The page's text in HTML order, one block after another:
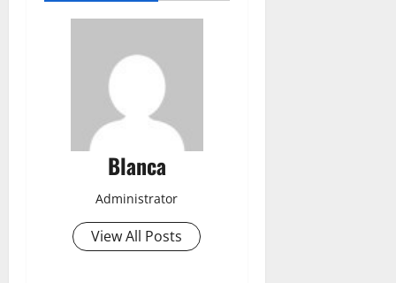
Blanca
Administrator
View All Posts